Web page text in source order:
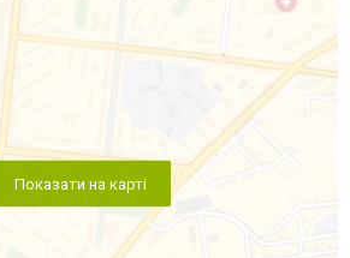
Показати на карті